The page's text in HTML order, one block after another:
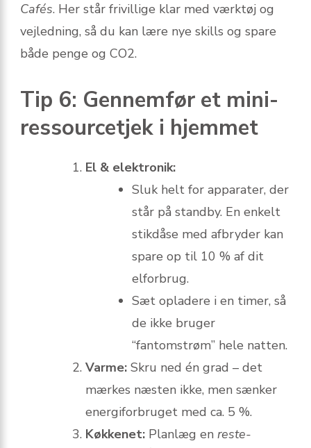
Cafés. Her står frivillige klar med værktøj og
vejledning, så du kan lære nye skills og spare
både penge og CO2.
Tip 6: Gennemfør et mini-
ressourcetjek i hjemmet
El & elektronik:
Sluk helt for apparater, der
står på standby. En enkelt
stikdåse med afbryder kan
spare op til 10 % af dit
elforbrug.
Sæt opladere i en timer, så
de ikke bruger
“fantomstrøm” hele natten.
Varme: Skru ned én grad – det
mærkes næsten ikke, men sænker
energiforbruget med ca. 5 %.
Køkkenet: Planlæg en reste-